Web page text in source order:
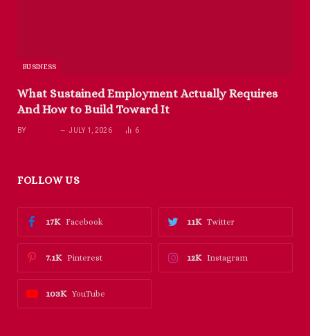
BUSINESS
What Sustained Employment Actually Requires
And How to Build Toward It
BY JULY 1, 2026 6
FOLLOW US
Facebook
17K Twitter
11K
Pinterest
7.1K Instagram
12K
YouTube
103K